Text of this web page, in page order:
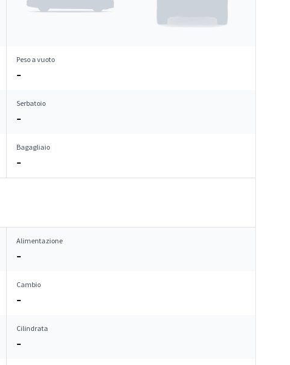
Peso a vuoto
–
Serbatoio
–
Bagagliaio
–
Alimentazione
–
Cambio
–
Cilindrata
–